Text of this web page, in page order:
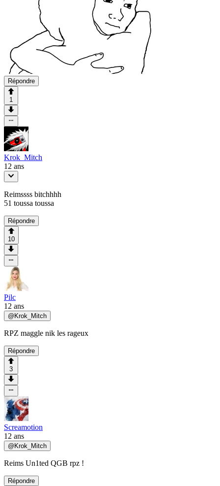
Répondre
1
Krok_Mitch
12 ans
Reimssss bitchhhh
51 toussa toussa
Répondre
10
Pilc
12 ans
@ Krok_Mitch
RPZ maggle nik les rageux
Répondre
3
Screamotion
12 ans
@ Krok_Mitch
Reims Un1ted QGB rpz !
Répondre